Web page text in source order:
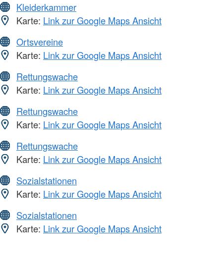
Kleiderkammer
Karte: Link zur Google Maps Ansicht
Ortsvereine
Karte: Link zur Google Maps Ansicht
Rettungswache
Karte: Link zur Google Maps Ansicht
Rettungswache
Karte: Link zur Google Maps Ansicht
Rettungswache
Karte: Link zur Google Maps Ansicht
Sozialstationen
Karte: Link zur Google Maps Ansicht
Sozialstationen
Karte: Link zur Google Maps Ansicht